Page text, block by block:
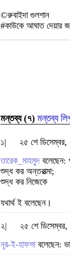
©রুবাইদা গুলশান
#কাউকে আঘাত দেয়ার
মন্তব্য (৭) মন্তব্য
১|
২৫ শে
তারেক_মাহমুদ বলেছেন:
শুদ্ধ কর অন্তরাত্মা;
শুদ্ধ কর নিজেকে
যথার্থ ই বলেছেন।
২|
২৫ শে
নূর-ই-হাফসাবলেছেন: